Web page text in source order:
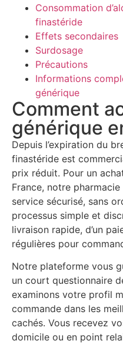
Consommation
finastéride
Effets secondaires
Surdosage
Précautions
Informations
générique
Comment
générique
Depuis l’expiration du
finastéride est
prix réduit. Pour un
France, notre
service sécurisé, sans
processus simple et
livraison rapide, d’un
régulières pour
Notre plateforme vous
un court questionnaire
examinons votre profil
commande dans les
cachés. Vous recevez
domicile ou en point